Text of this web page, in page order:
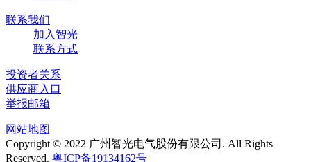
联系我们
加入智光
联系方式
投资者关系
供应商入口
举报邮箱
网站地图
Copyright © 2022 广州智光电气股份有限公司. All Rights
Reserved. 粤ICP备19134162号